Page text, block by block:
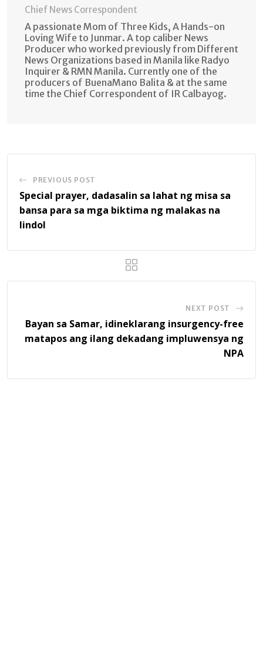
Chief News Correspondent
A passionate Mom of Three Kids, A Hands-on
Loving Wife to Junmar. A top caliber News
Producer who worked previously from Different
News Organizations based in Manila like Radyo
Inquirer & RMN Manila. Currently one of the
producers of BuenaMano Balita & at the same
time the Chief Correspondent of IR Calbayog.
PREVIOUS POST
Special prayer, dadasalin sa lahat ng misa sa
bansa para sa mga biktima ng malakas na
lindol
NEXT POST
Bayan sa Samar, idineklarang insurgency-free
matapos ang ilang dekadang impluwensya ng
NPA